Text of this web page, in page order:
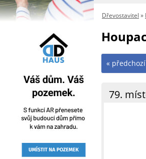
Dřevostavitel »
« předchozí
79.